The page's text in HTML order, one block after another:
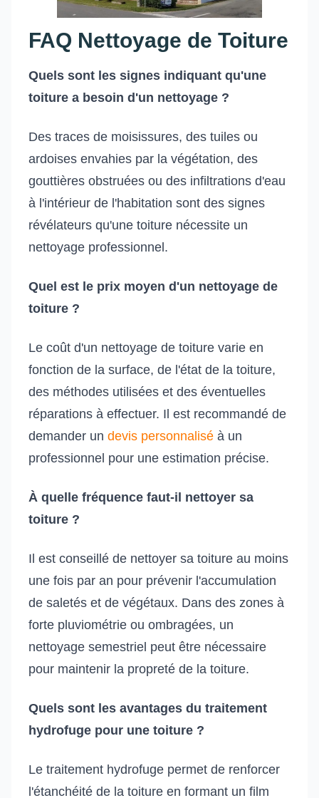
FAQ Nettoyage de Toiture
Quels sont les signes indiquant qu'une
toiture a besoin d'un nettoyage ?
Des traces de moisissures, des tuiles ou
ardoises envahies par la végétation, des
gouttières obstruées ou des infiltrations d'eau
à l'intérieur de l'habitation sont des signes
révélateurs qu'une toiture nécessite un
nettoyage professionnel.
Quel est le prix moyen d'un nettoyage de
toiture ?
Le coût d'un nettoyage de toiture varie en
fonction de la surface, de l'état de la toiture,
des méthodes utilisées et des éventuelles
réparations à effectuer. Il est recommandé de
demander un devis personnalisé à un
professionnel pour une estimation précise.
À quelle fréquence faut-il nettoyer sa
toiture ?
Il est conseillé de nettoyer sa toiture au moins
une fois par an pour prévenir l'accumulation
de saletés et de végétaux. Dans des zones à
forte pluviométrie ou ombragées, un
nettoyage semestriel peut être nécessaire
pour maintenir la propreté de la toiture.
Quels sont les avantages du traitement
hydrofuge pour une toiture ?
Le traitement hydrofuge permet de renforcer
l'étanchéité de la toiture en formant un film